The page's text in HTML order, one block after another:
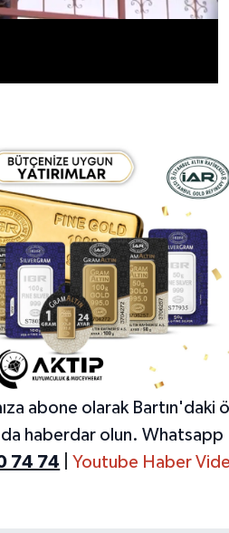
abone olarak Bartın'daki
haberdar olun. Whatsapp
74 74 |Youtube Haber